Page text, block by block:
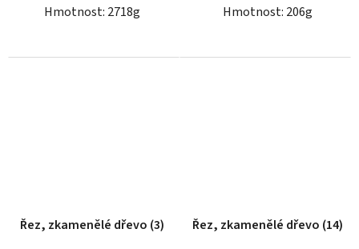
Hmotnost: 2718g
Hmotnost: 206g
Řez, zkamenělé dřevo (3) Řez, zkamenělé dřevo (14)